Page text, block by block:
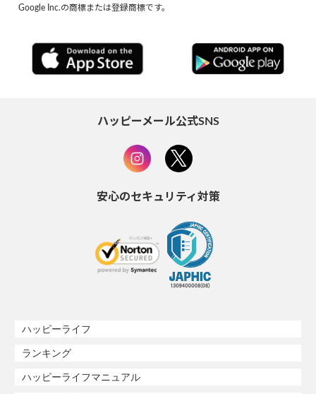
Google Inc.の商標または登録商標です。
ハッピーメール公式SNS
安心のセキュリティ対策
ハッピーライフ
ランキング
ハッピーライフマニュアル